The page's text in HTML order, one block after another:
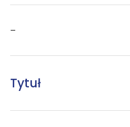
–
Tytuł